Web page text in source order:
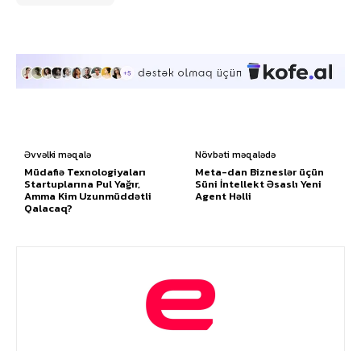
Əvvəlki məqalə
Müdafiə Texnologiyaları
Startuplarına Pul Yağır,
Amma Kim Uzunmüddətli
Qalacaq?
Növbəti məqalədə
Meta-dan Bizneslər üçün
Süni İntellekt Əsaslı Yeni
Agent Həlli